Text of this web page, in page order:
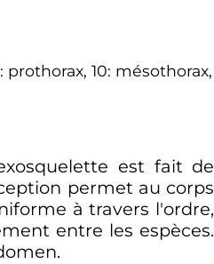
10: mésothorax,
est fait de
permet au corps
à travers l'ordre,
entre les espèces.